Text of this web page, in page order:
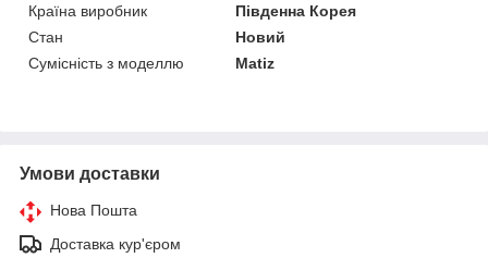
Країна виробник
Південна Корея
Стан
Новий
Сумісність з моделлю
Matiz
Умови доставки
Нова Пошта
Доставка кур'єром